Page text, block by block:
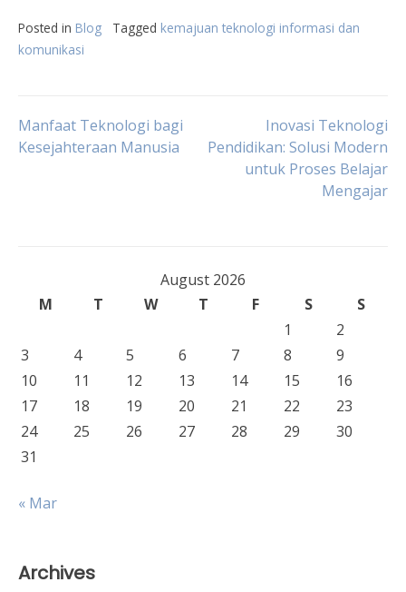
Posted in Blog Tagged kemajuan teknologi informasi dan
komunikasi
Post
Manfaat Teknologi bagi
Kesejahteraan Manusia
Inovasi Teknologi
Pendidikan: Solusi Modern
untuk Proses Belajar
Mengajar
August 2026
M
T W T F S
S
1
2
3
4 5 6 7 8
9
10
11 12 13 14 15
16
17
18 19 20 21 22
23
24
25 26 27 28 29
30
31
« Mar
Archives